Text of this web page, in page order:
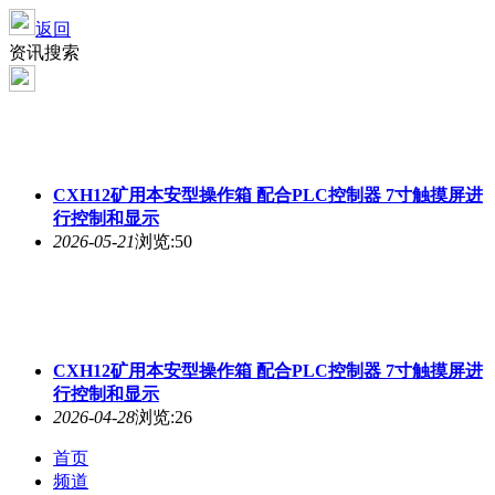
返回
资讯搜索
CXH12矿用本安型操作箱 配合PLC控制器 7寸触摸屏进
行控制和显示
2026-05-21浏览:50
CXH12矿用本安型操作箱 配合PLC控制器 7寸触摸屏进
行控制和显示
2026-04-28浏览:26
首页
频道